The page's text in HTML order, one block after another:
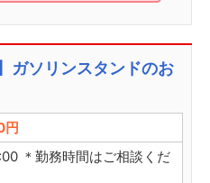
ガソリンスタンドのお
円
＊勤務時間はご相談くだ